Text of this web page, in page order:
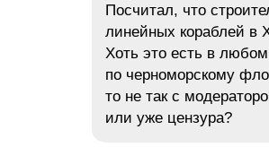
Посчитал, что
линейных кораблей в
Хоть это есть в
по черноморскому
то не так с
или уже цензура?